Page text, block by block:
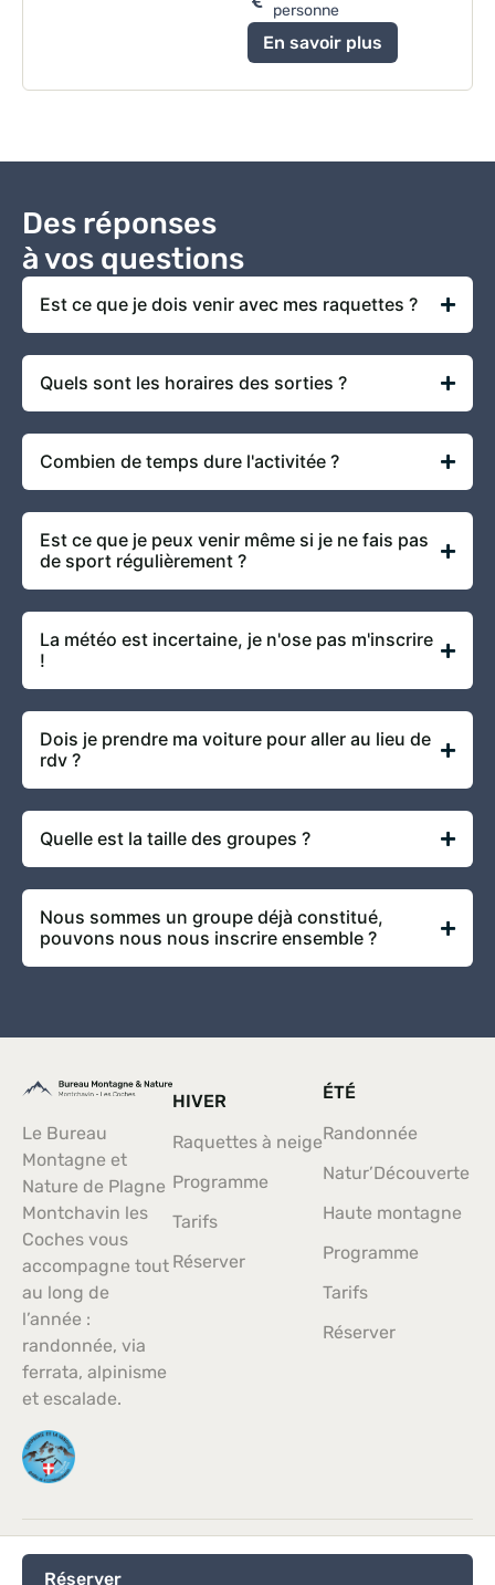
Réserver
personne
En savoir plus
Des réponses
à vos questions
Est ce que je dois venir avec mes raquettes ?
Quels sont les horaires des sorties ?
Combien de temps dure l'activitée ?
Est ce que je peux venir même si je ne fais pas
de sport régulièrement ?
La météo est incertaine, je n'ose pas m'inscrire
!
Dois je prendre ma voiture pour aller au lieu de
rdv ?
Quelle est la taille des groupes ?
Nous sommes un groupe déjà constitué,
pouvons nous nous inscrire ensemble ?
Le Bureau
Montagne et
Nature de Plagne
Montchavin les
Coches vous
accompagne tout
au long de
l’année :
randonnée, via
ferrata, alpinisme
et escalade.
HIVER
Raquettes à neige
Programme
Tarifs
Réserver
ÉTÉ
Randonnée
Natur’Découverte
Haute montagne
Programme
Tarifs
Réserver
© 2024 - Tous droits réservés.